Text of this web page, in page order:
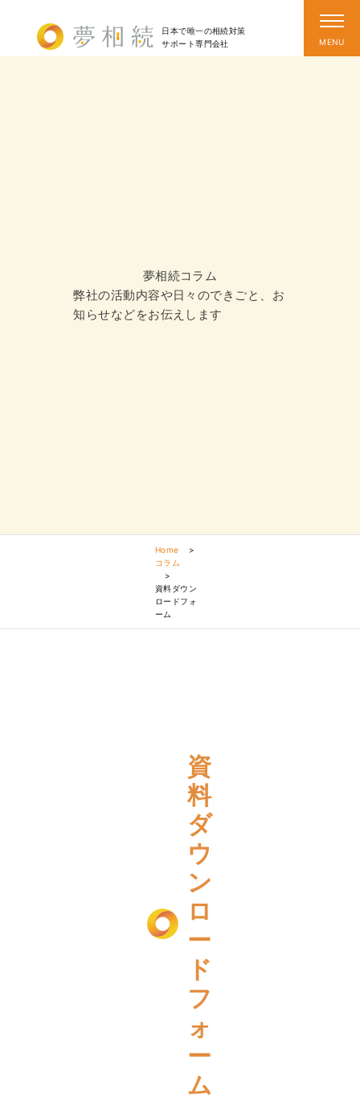
日本で唯一の相続対策
サポート専門会社
夢相続コラム
弊社の活動内容や日々のできごと、お
知らせなどをお伝えします
Home
>
コラム
>
資料ダウン
ロードフォ
ーム
資
料
ダ
ウ
ン
ロ
ー
ド
フ
ォ
ー
ム